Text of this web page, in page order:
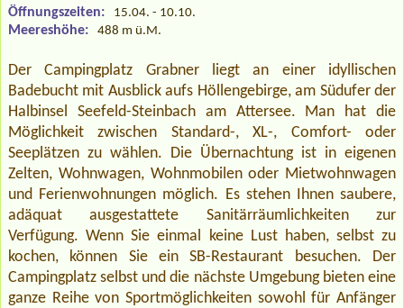
Öffnungszeiten: 15.04. - 10.10.
Meereshöhe: 488 m ü.M.
Der Campingplatz Grabner liegt an einer idyllischen
Badebucht mit Ausblick aufs Höllengebirge, am Südufer der
Halbinsel Seefeld-Steinbach am Attersee. Man hat die
Möglichkeit zwischen Standard-, XL-, Comfort- oder
Seeplätzen zu wählen. Die Übernachtung ist in eigenen
Zelten, Wohnwagen, Wohnmobilen oder Mietwohnwagen
und Ferienwohnungen möglich. Es stehen Ihnen saubere,
adäquat ausgestattete Sanitärräumlichkeiten zur
Verfügung. Wenn Sie einmal keine Lust haben, selbst zu
kochen, können Sie ein SB-Restaurant besuchen. Der
Campingplatz selbst und die nächste Umgebung bieten eine
ganze Reihe von Sportmöglichkeiten sowohl für Anfänger